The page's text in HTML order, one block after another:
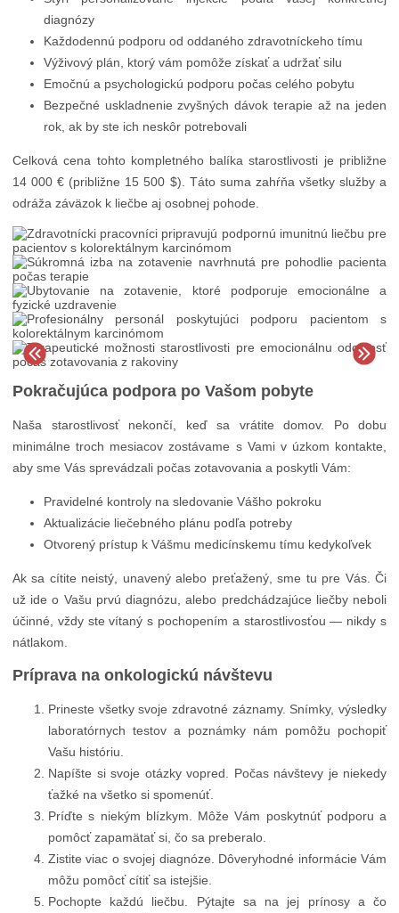
diagnózy
Každodennú podporu od oddaného zdravotníckeho tímu
Výživový plán, ktorý vám pomôže získať a udržať silu
Emočnú a psychologickú podporu počas celého pobytu
Bezpečné uskladnenie zvyšných dávok terapie až na jeden
rok, ak by ste ich neskôr potrebovali
Celková cena tohto kompletného balíka starostlivosti je približne
14 000 € (približne 15 500 $). Táto suma zahŕňa všetky služby a
odráža záväzok k liečbe aj osobnej pohode.
Pokračujúca podpora po Vašom pobyte
Naša starostlivosť nekončí, keď sa vrátite domov. Po dobu
minimálne troch mesiacov zostávame s Vami v úzkom kontakte,
aby sme Vás sprevádzali počas zotavovania a poskytli Vám:
Pravidelné kontroly na sledovanie Vášho pokroku
Aktualizácie liečebného plánu podľa potreby
Otvorený prístup k Vášmu medicínskemu tímu kedykoľvek
Ak sa cítite neistý, unavený alebo preťažený, sme tu pre Vás. Či
už ide o Vašu prvú diagnózu, alebo predchádzajúce liečby neboli
účinné, vždy ste vítaný s pochopením a starostlivosťou — nikdy s
nátlakom.
Príprava na onkologickú návštevu
Prineste všetky svoje zdravotné záznamy. Snímky, výsledky
laboratórnych testov a poznámky nám pomôžu pochopiť
Vašu históriu.
Napíšte si svoje otázky vopred. Počas návštevy je niekedy
ťažké na všetko si spomenúť.
Príďte s niekým blízkym. Môže Vám poskytnúť podporu a
pomôcť zapamätať si, čo sa preberalo.
Zistite viac o svojej diagnóze. Dôveryhodné informácie Vám
môžu pomôcť cítiť sa istejšie.
Pochopte každú liečbu. Pýtajte sa na jej prínosy a čo